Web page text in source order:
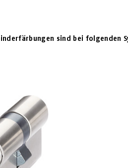
sind bei folgenden